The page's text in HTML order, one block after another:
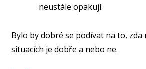
neustále opakují.
Bylo by dobré se podívat na to, zda
situacích je dobře a nebo ne.